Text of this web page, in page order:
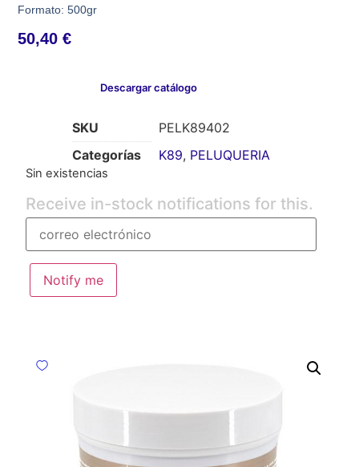
Formato: 500gr
50,40€
Descargar catálogo
SKU
PELK89402
Categorías
K89, PELUQUERIA
Sin existencias
Receive in-stock notifications for this.
Notify me